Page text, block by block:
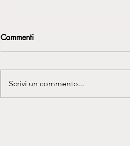
Commenti
Scrivi un commento...